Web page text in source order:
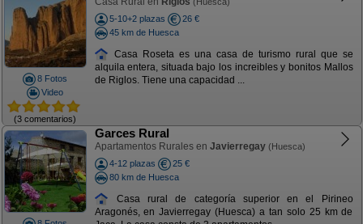
8 Fotos
Video
(3 comentarios)
5-10+2 plazas
26 €
45 km de Huesca
Casa Roseta es una casa de turismo rural que se
alquila entera, situada bajo los increibles y bonitos Mallos
de Riglos. Tiene una capacidad ...
Garces Rural
Apartamentos Rurales en Javierregay (Huesca)
4-12 plazas
25 €
80 km de Huesca
Casa rural de categoría superior en el Pirineo
Aragonés, en Javierregay (Huesca) a tan solo 25 km de